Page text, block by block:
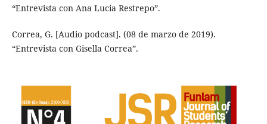
“Entrevista con Ana Lucia Restrepo”.
Correa, G. [Audio podcast]. (08 de marzo de 2019).
“Entrevista con Gisella Correa”.